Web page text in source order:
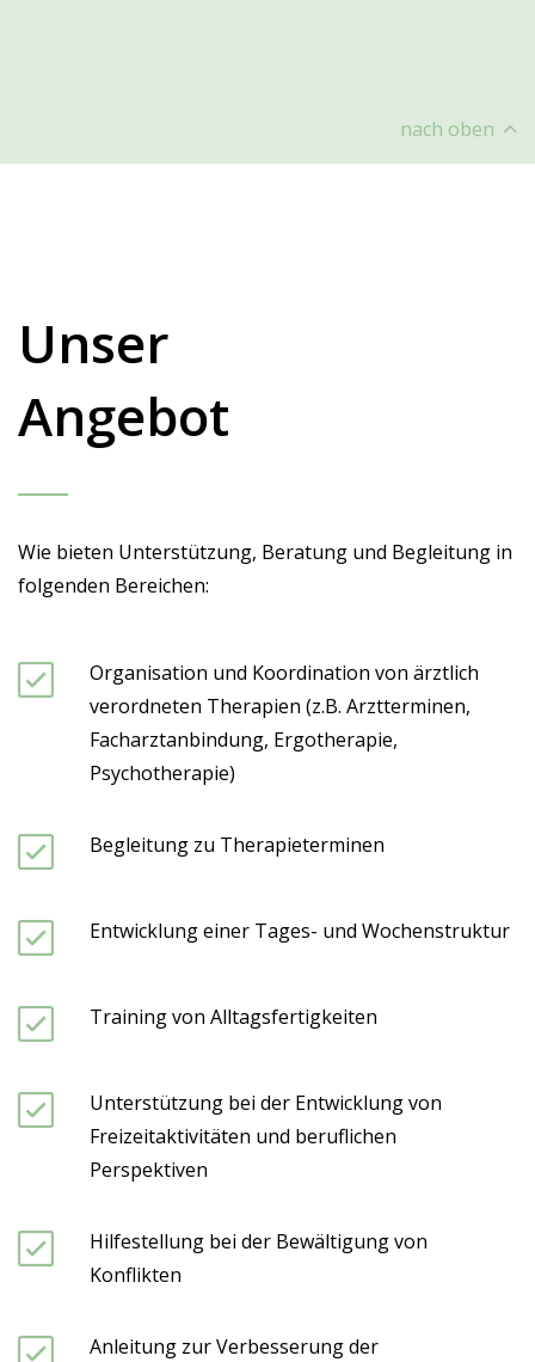
nach oben
Unser
Angebot
Wie bieten Unterstützung, Beratung und Begleitung in
folgenden Bereichen:
Organisation und Koordination von ärztlich
verordneten Therapien (z.B. Arztterminen,
Facharztanbindung, Ergotherapie,
Psychotherapie)
Begleitung zu Therapieterminen
Entwicklung einer Tages- und Wochenstruktur
Training von Alltagsfertigkeiten
Unterstützung bei der Entwicklung von
Freizeitaktivitäten und beruflichen
Perspektiven
Hilfestellung bei der Bewältigung von
Konflikten
Anleitung zur Verbesserung der